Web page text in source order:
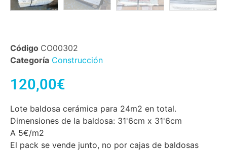
Código CO00302
Categoría Construcción
120,00€
Lote baldosa cerámica para 24m2 en total.
Dimensiones de la baldosa: 31'6cm x 31'6cm
A 5€/m2
El pack se vende junto, no por cajas de baldosas